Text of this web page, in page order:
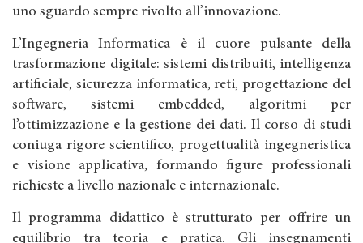
uno sguardo sempre rivolto all’innovazione.
L’Ingegneria Informatica è il cuore pulsante della
trasformazione digitale: sistemi distribuiti, intelligenza
artificiale, sicurezza informatica, reti, progettazione del
software, sistemi embedded, algoritmi per
l’ottimizzazione e la gestione dei dati. Il corso di studi
coniuga rigore scientifico, progettualità ingegneristica
e visione applicativa, formando figure professionali
richieste a livello nazionale e internazionale.
Il programma didattico è strutturato per offrire un
equilibrio tra teoria e pratica. Gli insegnamenti